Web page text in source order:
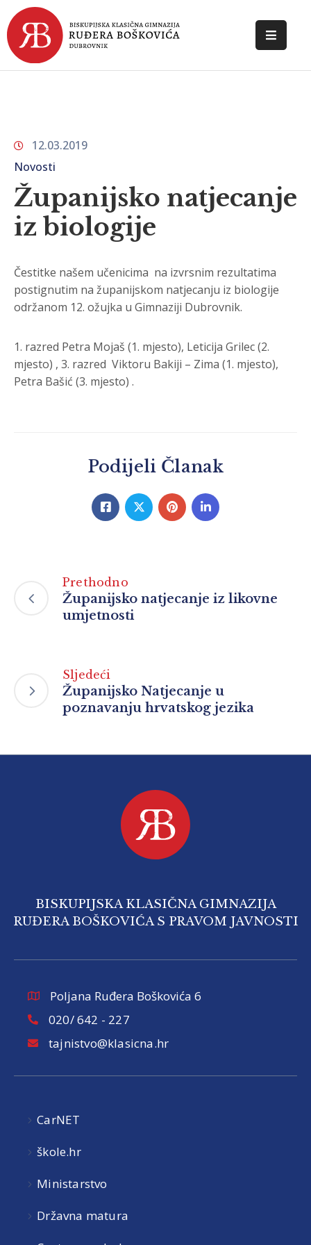
POČETNA
DOKUMENTI
KONTAKT
12.03.2019
Novosti
Županijsko natjecanje
iz biologije
Čestitke našem učenicima na izvrsnim rezultatima
postignutim na županijskom natjecanju iz biologije
održanom 12. ožujka u Gimnaziji Dubrovnik.
1. razred Petra Mojaš (1. mjesto), Leticija Grilec (2.
mjesto) , 3. razred Viktoru Bakiji – Zima (1. mjesto),
Petra Bašić (3. mjesto) .
Podijeli Članak
Prethodno
Županijsko natjecanje iz likovne
umjetnosti
Sljedeći
Županijsko Natjecanje u
poznavanju hrvatskog jezika
BISKUPIJSKA KLASIČNA GIMNAZIJA
RUĐERA BOŠKOVIĆA S PRAVOM JAVNOSTI
Poljana Ruđera Boškovića 6
020/ 642 - 227
tajnistvo@klasicna.hr
CarNET
škole.hr
Ministarstvo
Državna matura